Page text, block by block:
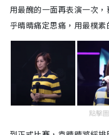
用最醜的一面再表演一次
乎晴晴痛定思痛，用最樸素
點擊